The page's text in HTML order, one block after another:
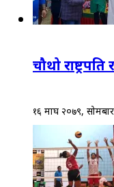
चौथो
१६ माघ २०७९,